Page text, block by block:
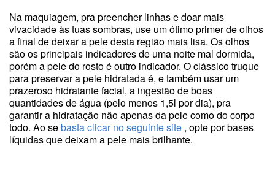
Na maquiagem, pra preencher linhas e doar mais
vivacidade às tuas sombras, use um ótimo primer de olhos
a final de deixar a pele desta região mais lisa. Os olhos
são os principais indicadores de uma noite mal dormida,
porém a pele do rosto é outro indicador. O clássico truque
para preservar a pele hidratada é, e também usar um
prazeroso hidratante facial, a ingestão de boas
quantidades de água (pelo menos 1,5l por dia), pra
garantir a hidratação não apenas da pele como do corpo
todo. Ao sebasta clicar no seguinte site , opte por bases
líquidas que deixam a pele mais brilhante.